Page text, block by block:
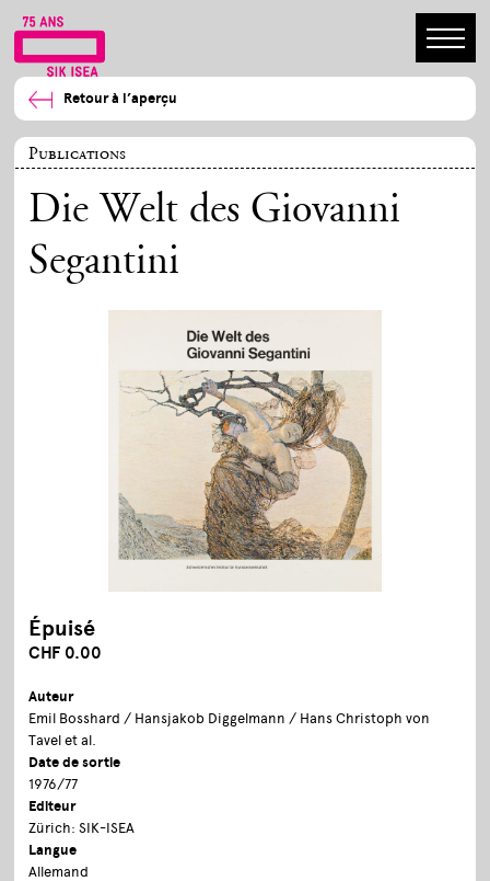
Retour à l’aperçu
Publications
Die Welt des Giovanni
Segantini
Épuisé
CHF 0.00
Auteur
Emil Bosshard / Hansjakob Diggelmann / Hans Christoph von
Tavel et al.
Date de sortie
1976/77
Editeur
Zürich: SIK-ISEA
Langue
Allemand